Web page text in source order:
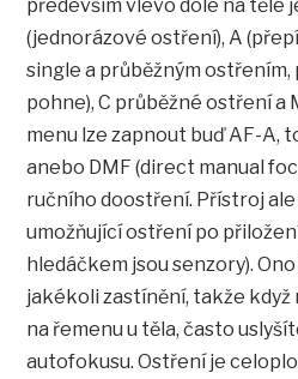
především vlevo dole na těle
(jednorázové ostření), A
single a průběžným
pohne), C průběžné ostření a
menu lze zapnout buď AF-A,
anebo DMF (direct manual
ručního doostření. Přístroj
umožňující ostření po
hledáčkem jsou senzory).
jakékoli zastínění, takže
na řemenu u těla, často
autofokusu. Ostření je